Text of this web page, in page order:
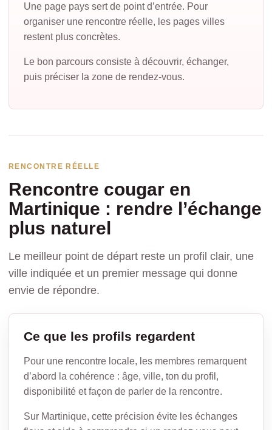
Une page pays sert de point d’entrée. Pour
organiser une rencontre réelle, les pages villes
restent plus concrètes.
Le bon parcours consiste à découvrir, échanger,
puis préciser la zone de rendez-vous.
RENCONTRE RÉELLE
Rencontre cougar en
Martinique : rendre l’échange
plus naturel
Le meilleur point de départ reste un profil clair, une
ville indiquée et un premier message qui donne
envie de répondre.
Ce que les profils regardent
Pour une rencontre locale, les membres remarquent
d’abord la cohérence : âge, ville, ton du profil,
disponibilité et façon de parler de la rencontre.
Sur Martinique, cette précision évite les échanges